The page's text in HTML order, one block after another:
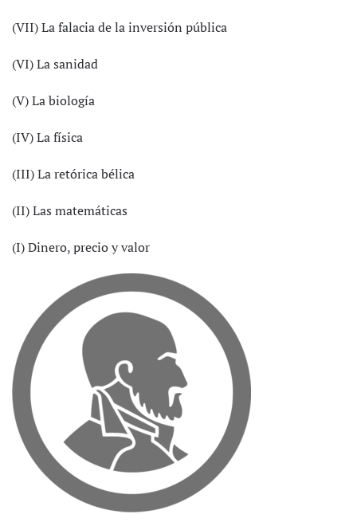
(VII) La falacia de la inversión pública
(VI) La sanidad
(V) La biología
(IV) La física
(III) La retórica bélica
(II) Las matemáticas
(I) Dinero, precio y valor